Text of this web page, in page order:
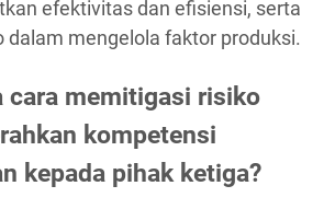
efektivitas dan efisiensi, serta
dalam mengelola faktor produksi.
cara memitigasi risiko
kompetensi
kepada pihak ketiga?